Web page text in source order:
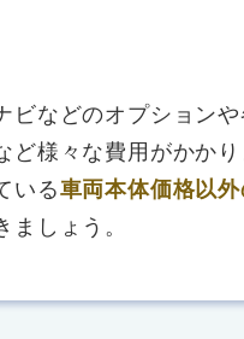
ビなどのオプションや
ど様々な費用がかかり
いる車両本体価格以外
ましょう。